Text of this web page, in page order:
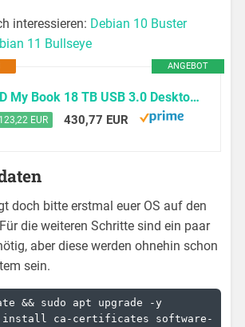
interessieren: Debian 10 Buster
11 Bullseye
ANGEBOT
WD My Book 18 TB USB 3.0 Desktop-Festplatte mit Passwortschutz (Desktop-Speicher, Sicherungssoftware, Hardwareverschlüsselung, SuperSpeed USB)
EUR 430,77 EUR
doch bitte erstmal euer OS auf den
die weiteren Schritte sind ein paar
aber diese werden ohnehin schon
sein.
&& sudo apt upgrade -y
install ca-certificates software-